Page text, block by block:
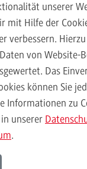
Taxation
Taxation
in Healthcare
in Healthcare
an neun DHBW
DHBW Mosbach
an
unserer
mit Hilfe der
verbessern.
von Website-
Das
können Sie
Informationen zu
unserer
.